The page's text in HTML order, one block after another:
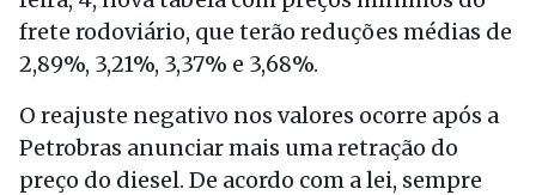
frete rodoviário, que terão reduções médias de
2,89%, 3,21%, 3,37% e 3,68%.
O reajuste negativo nos valores ocorre após a
Petrobras anunciar mais uma retração do
preço do diesel. De acordo com a lei, sempre